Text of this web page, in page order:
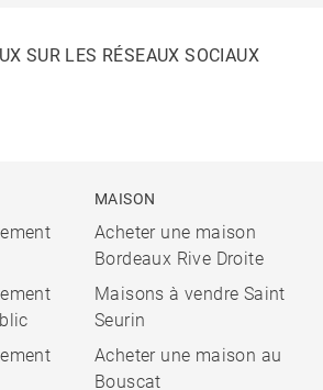
SUR LES RÉSEAUX SOCIAUX
MAISON
Acheter une maison
Bordeaux Rive Droite
Maisons à vendre Saint
Seurin
Acheter une maison au
Bouscat